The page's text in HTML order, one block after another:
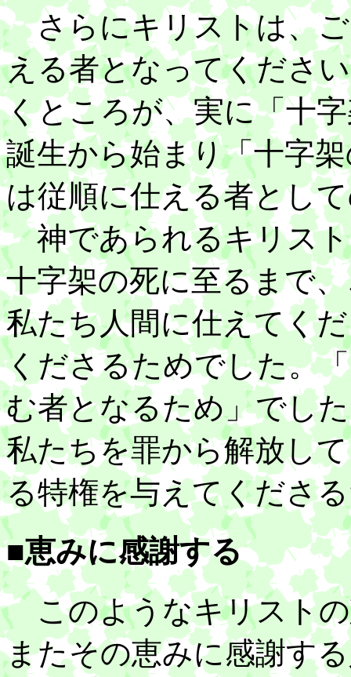
さらにキリストは、ご
える者となってくださ
くところが、実に「十
誕生から始まり「十字
は従順に仕える者とし
神であられるキリスト
十字架の死に至るまで
私たち人間に仕えてく
くださるためでした。
む者となるため」でし
私たちを罪から解放し
る特権を与えてくださ
■恵みに感謝する
このようなキリストの
またその恵みに感謝す